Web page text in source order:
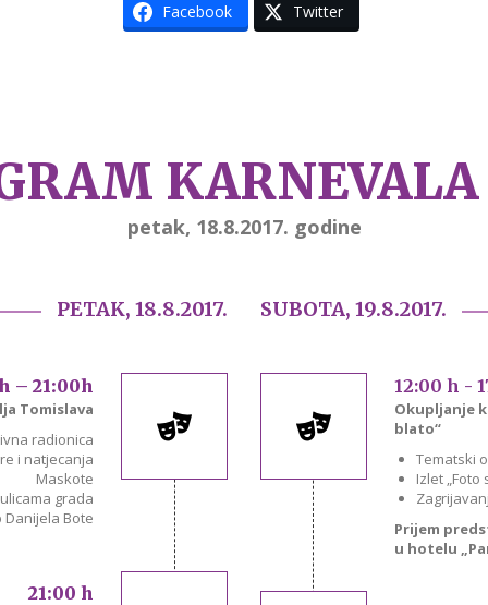
Facebook Twitter
KARNEVALA
petak, 18.8.2017. godine
PETAK, 18.8.2017.
– 21:00h
Tomislava
radionica
i natjecanja
Maskote
grada
Danijela Bote
21:00 h
SUBOTA, 19.8.2017.
12:00 h -
Okupljanje
blato“
Tematski
Izlet
Prijem
u hotelu